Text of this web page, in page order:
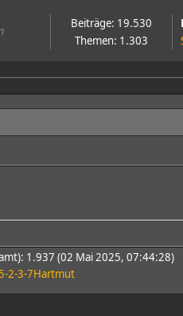
Beiträge: 19.530
Themen: 1.303
1.937 (02 Mai 2025, 07:44:28)
2-3-7Hartmut